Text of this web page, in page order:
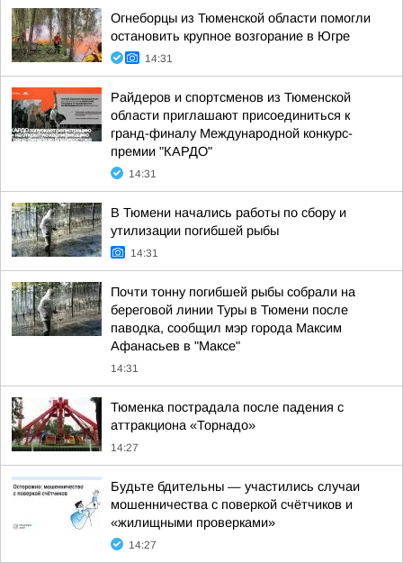
Огнеборцы из Тюменской области помогли
остановить крупное возгорание в Югре
14:31
Райдеров и спортсменов из Тюменской
области приглашают присоединиться к
гранд-финалу Международной конкурс-
премии "КАРДО"
14:31
В Тюмени начались работы по сбору и
утилизации погибшей рыбы
14:31
Почти тонну погибшей рыбы собрали на
береговой линии Туры в Тюмени после
паводка, сообщил мэр города Максим
Афанасьев в "Максе"
14:31
Тюменка пострадала после падения с
аттракциона «Торнадо»
14:27
Будьте бдительны — участились случаи
мошенничества с поверкой счётчиков и
«жилищными проверками»
14:27